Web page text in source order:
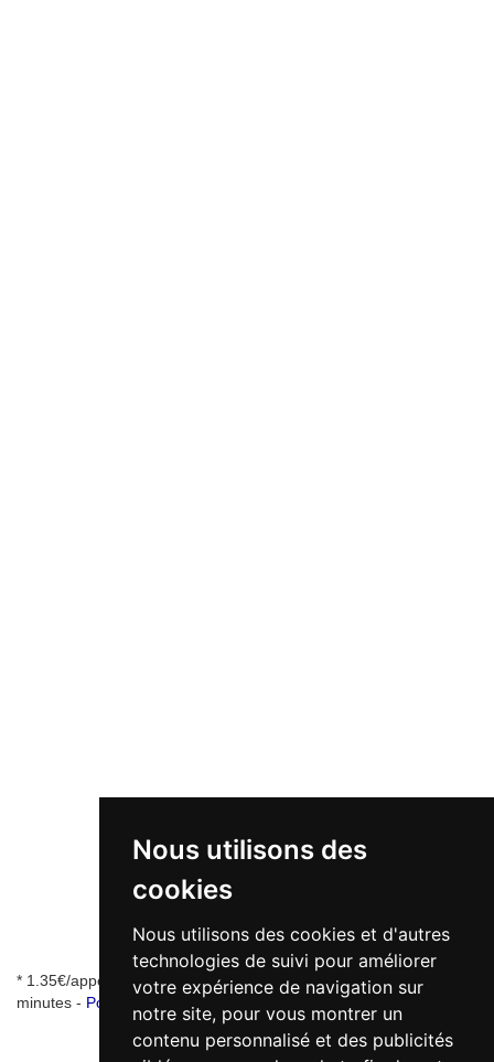
Nous utilisons des
cookies
Nous utilisons des cookies et d'autres
technologies de suivi pour améliorer
votre expérience de navigation sur
notre site, pour vous montrer un
contenu personnalisé et des publicités
* 1.35€/appel + 0.34€/min - numéro de mise en relation valable 5
minutes - Pourquoi ce numéro ?